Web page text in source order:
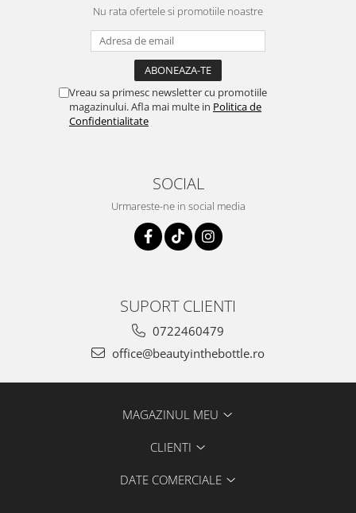
Nu rata ofertele si promotiile noastre
Vreau sa primesc newsletter cu promotiile
magazinului. Afla mai multe in Politica de
Confidentialitate
SOCIAL
Urmareste-ne in social media
SUPORT CLIENTI
0722460479
office@beautyinthebottle.ro
MAGAZINUL MEU
CLIENTI
DATE COMERCIALE